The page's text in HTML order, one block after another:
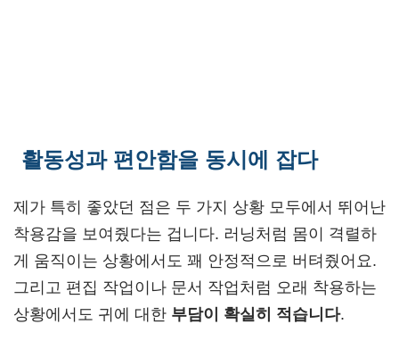
활동성과 편안함을 동시에 잡다
제가 특히 좋았던 점은 두 가지 상황 모두에서 뛰어난
착용감을 보여줬다는 겁니다. 러닝처럼 몸이 격렬하
게 움직이는 상황에서도 꽤 안정적으로 버텨줬어요.
그리고 편집 작업이나 문서 작업처럼 오래 착용하는
상황에서도 귀에 대한 부담이 확실히 적습니다.